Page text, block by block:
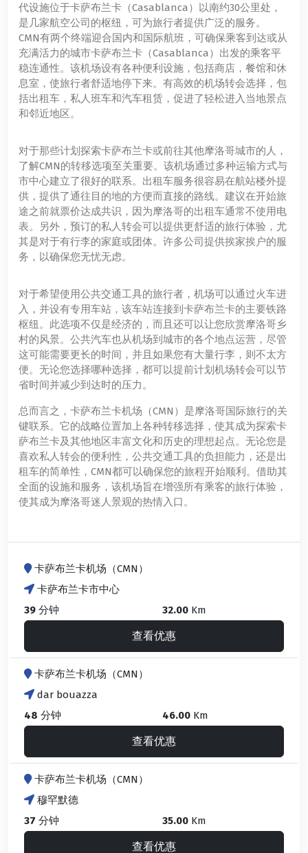
代设施位于卡萨布兰卡（Casablanca）以南约30公里处，
是几家航空公司的枢纽，可为旅行者提供广泛的服务。
CMN有两个终端迎合国内和国际航班，可确保乘客到达或从
充满活力的城市卡萨布兰卡（Casablanca）出发的乘客平
稳连通性。该机场设有各种便利设施，包括商店，餐馆和休
息室，使旅行者舒适地停下来。有高效的机场转会选择，包
括出租车，私人班车和汽车租赁，促进了轻松进入当地景点
和邻近地区。
对于那些计划探索卡萨布兰卡或前往其他摩洛哥城市的人，
了解CMN的转移选项至关重要。该机场通过多种运输方式与
市中心建立了很好的联系。出租车服务很容易在航站楼外提
供，提供了通往目的地的方便而直接的路线。建议在开始旅
途之前就票价达成共识，因为摩洛哥的出租车通常不使用电
表。另外，预订的私人转会可以提供更舒适的旅行体验，尤
其是对于有行李的家庭或团体。许多公司提供挨家挨户的服
务，以确保您无忧无虑。
对于希望使用公共交通工具的旅行者，机场可以通过火车进
入，并设有专用车站，该车站连接到卡萨布兰卡的主要铁路
枢纽。此选项不仅是经济的，而且还可以让您欣赏摩洛哥乡
村的风景。公共汽车也从机场到城市的各个地点运营，尽管
这可能需要更长的时间，并且如果您有大量行李，则不太方
便。无论您选择哪种选择，都可以提前计划机场转会可以节
省时间并减少到达时的压力。
总而言之，卡萨布兰卡机场（CMN）是摩洛哥国际旅行的关
键联系。它的战略位置加上各种转移选择，使其成为探索卡
萨布兰卡及其他地区丰富文化和历史的理想起点。无论您是
喜欢私人转会的便利性，公共交通工具的负担能力，还是出
租车的简单性，CMN都可以确保您的旅程开始顺利。借助其
全面的设施和服务，该机场旨在增强所有乘客的旅行体验，
使其成为摩洛哥迷人景观的热情入口。
卡萨布兰卡机场（CMN）
卡萨布兰卡市中心
39 分钟 32.00 Km
查看优惠
卡萨布兰卡机场（CMN）
dar bouazza
48 分钟 46.00 Km
查看优惠
卡萨布兰卡机场（CMN）
穆罕默德
37 分钟 35.00 Km
查看优惠